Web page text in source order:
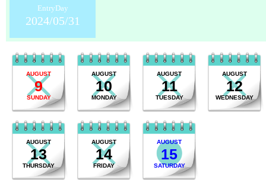
EntryDay
2024/05/31
AUGUST
9
SUNDAY
AUGUST
10
MONDAY
AUGUST
11
TUESDAY
AUGUST
12
WEDNESDAY
AUGUST
13
THURSDAY
AUGUST
14
FRIDAY
AUGUST
15
SATURDAY